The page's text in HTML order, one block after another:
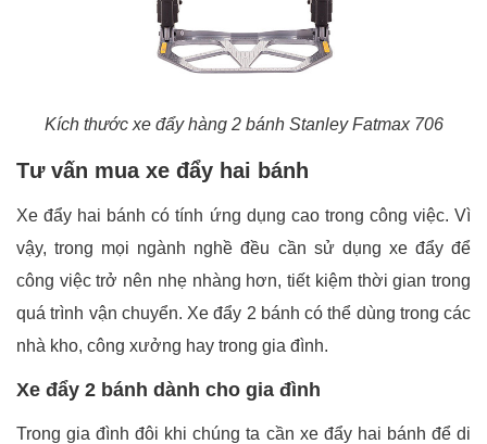
Kích thước xe đẩy hàng 2 bánh Stanley Fatmax 706
Tư vấn mua xe đẩy hai bánh
Xe đẩy hai bánh có tính ứng dụng cao trong công việc. Vì
vậy, trong mọi ngành nghề đều cần sử dụng xe đẩy để
công việc trở nên nhẹ nhàng hơn, tiết kiệm thời gian trong
quá trình vận chuyển. Xe đẩy 2 bánh có thể dùng trong các
nhà kho, công xưởng hay trong gia đình.
Xe đẩy 2 bánh dành cho gia đình
Trong gia đình đôi khi chúng ta cần xe đẩy hai bánh để di